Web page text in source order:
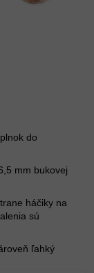
do
mm bukovej
háčiky na
sú
ľahký